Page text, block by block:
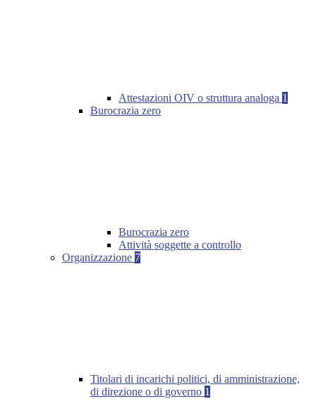
Attestazioni OIV o struttura analoga 1
Burocrazia zero
Burocrazia zero
Attività soggette a controllo
Organizzazione 7
Titolari di incarichi politici, di amministrazione,
di direzione o di governo 1